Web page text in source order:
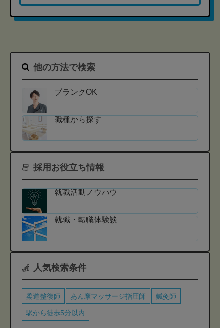
他の方法で検索
ブランクOK
職種から探す
採用お役立ち情報
就職活動ノウハウ
就職・転職体験談
人気検索条件
柔道整復師 あん摩マッサージ指圧師 鍼灸師
駅から徒歩5分以内